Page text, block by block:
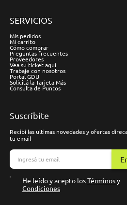
SERVICIOS
Mis pedidos
Mi carrito
Cómo comprar
Preguntas frecuentes
Proveedores
Vea su ticket aquí
Trabaje con nosotros
Portal GDU
Solicitá la Tarjeta Más
Consulta de Puntos
Suscríbite
Recibí las ultimas novedades y ofertas
tu email
He leído y acepto losTérminos y
Condiciones